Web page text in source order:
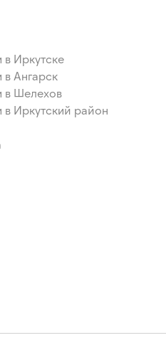
в Иркутске
в Ангарск
в Шелехов
в Иркутский район